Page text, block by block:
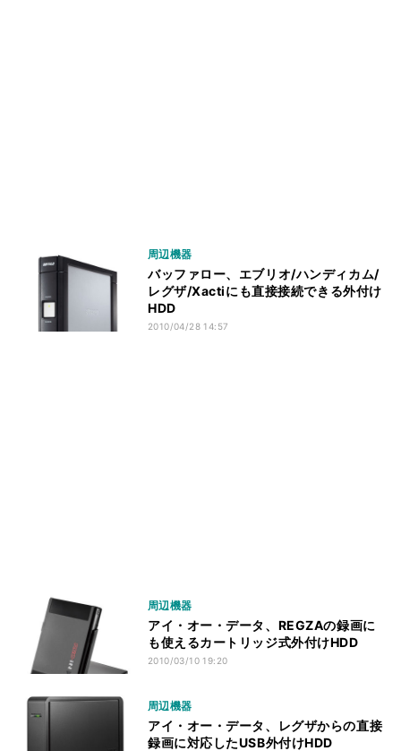
周辺機器
バッファロー、エブリオ/ハンディカム/
レグザ/Xactiにも直接接続できる外付け
HDD
2010/04/28 14:57
周辺機器
アイ・オー・データ、REGZAの録画に
も使えるカートリッジ式外付けHDD
2010/03/10 19:20
周辺機器
アイ・オー・データ、レグザからの直接
録画に対応したUSB外付けHDD